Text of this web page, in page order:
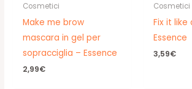
Cosmetici
Make me brow
mascara in gel per
sopracciglia – Essence
2,99€
Cosmetici
Fix it like
Essence
3,59€